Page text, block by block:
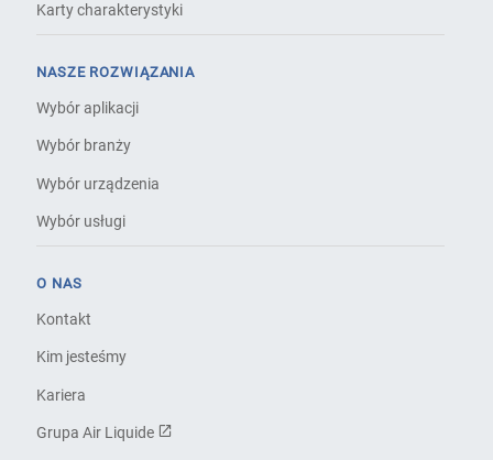
Karty charakterystyki
NASZE ROZWIĄZANIA
Wybór aplikacji
Wybór branży
Wybór urządzenia
Wybór usługi
O NAS
Kontakt
Kim jesteśmy
Kariera
Grupa Air Liquide